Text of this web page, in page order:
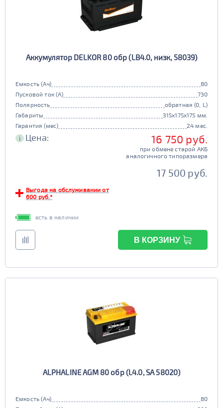
Аккумулятор DELKOR 80 обр (LB4.0, низк, 58039)
Емкость (Ач)
80
Пусковой ток (А)
730
Полярность
обратная (0, L)
Габариты
315x175x175 мм.
Гарантия (мес)
24 мес.
i Цена: 16 750 руб.
при обмене старой АКБ
аналогичного типоразмера
17 500 руб.
Выгода на обслуживании от
600 руб.*
есть в наличии
В КОРЗИНУ
ALPHALINE AGM 80 обр (L4.0, SA 58020)
Емкость (Ач)
80